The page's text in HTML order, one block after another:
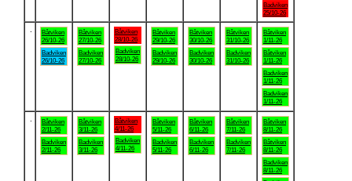
Badviken
25/10-26
Båtviken
26/10-26
Badviken
26/10-26
Båtviken
27/10-26
Badviken
27/10-26
Båtviken
28/10-26
Badviken
28/10-26
Båtviken
29/10-26
Badviken
29/10-26
Båtviken
30/10-26
Badviken
30/10-26
Båtviken
31/10-26
Badviken
31/10-26
Båtviken
1/11-26
Båtviken
1/11-26
Badviken
1/11-26
Badviken
1/11-26
Båtviken
2/11-26
Badviken
2/11-26
Båtviken
3/11-26
Badviken
3/11-26
Båtviken
4/11-26
Badviken
4/11-26
Båtviken
5/11-26
Badviken
5/11-26
Båtviken
6/11-26
Badviken
6/11-26
Båtviken
7/11-26
Badviken
7/11-26
Båtviken
8/11-26
Båtviken
8/11-26
Badviken
8/11-26